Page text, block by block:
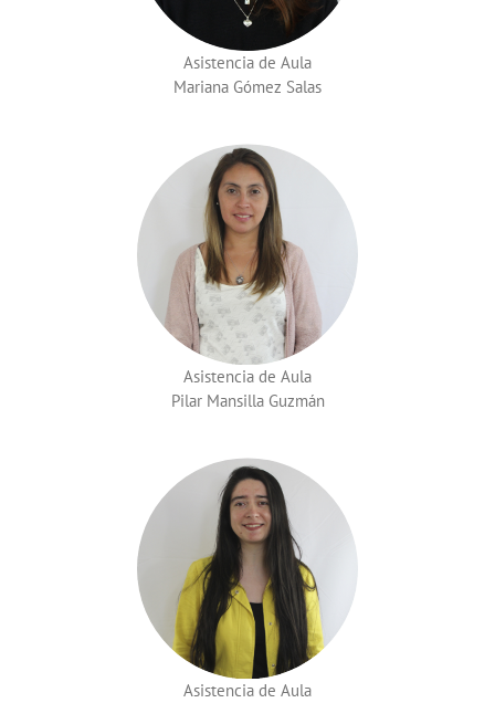
Asistencia de Aula
Mariana Gómez Salas
Asistencia de Aula
Pilar Mansilla Guzmán
Asistencia de Aula